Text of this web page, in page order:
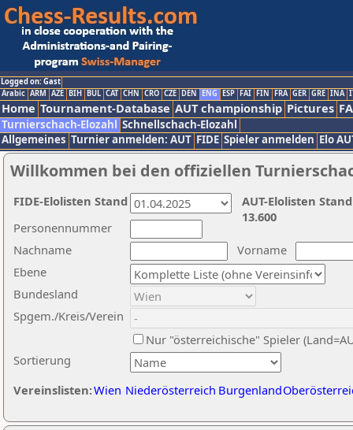
Logged on: Gast
Arabic ARM AZE BIH BUL CAT CHN CRO CZE DEN ENG ESP FAI FIN FRA GER GRE INA
Home Tournament-Database AUT championship Pictures
Turnierschach-Elozahl Schnellschach-Elozahl
Allgemeines Turnier anmelden: AUT FIDE Spieler anmelden Elo
Willkommen bei den offiziellen
Nachname
Vorname
Ebene
Sortierung
Personennummer
Bundesland
Spgem./Kreis/Verein
Nur "österreichische" Spieler
Vereinslisten:Wien Niederösterreich Burgenland
AUT-Elolisten
13.600
FIDE-Elolisten Stand